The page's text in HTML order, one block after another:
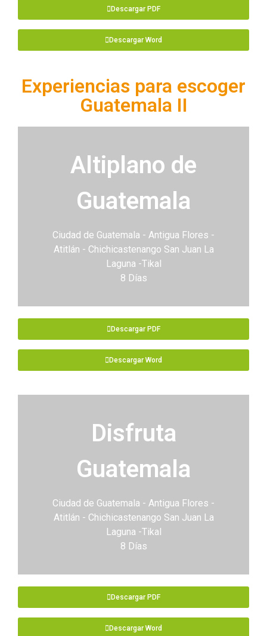
Descargar PDF
Descargar Word
Experiencias para escoger
Guatemala II
Altiplano de
Guatemala
Ciudad de Guatemala - Antigua Flores -
Atitlán - Chichicastenango San Juan La
Laguna -Tikal
8 Días
Descargar PDF
Descargar Word
Disfruta
Guatemala
Ciudad de Guatemala - Antigua Flores -
Atitlán - Chichicastenango San Juan La
Laguna -Tikal
8 Días
Descargar PDF
Descargar Word